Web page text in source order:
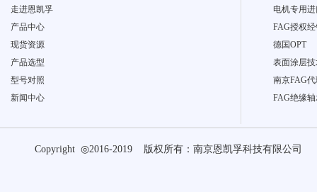
走进恩凯孚
产品中心
现货资源
产品选型
型号对照
新闻中心
电机专用
FAG授权
德国OPT
表面涂层
南京FAG
FAG绝缘
Copyright ◎2016-2019 版权所有：南京恩凯孚科技有限公